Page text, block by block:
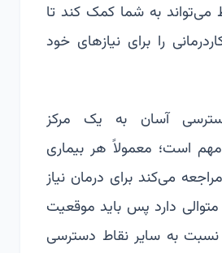
به شما کمک کند تا
را برای نیازهای خود
آسان به یک مرکز
مهم است؛ معمولاً هر بیماری
می‌کند برای درمان نیاز
دارد پس باید موقعیت
نسبت به سایر نقاط دسترسی